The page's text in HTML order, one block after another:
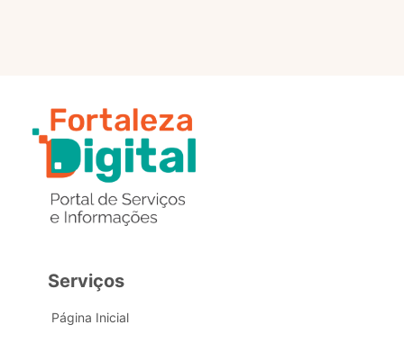
Serviços
Página Inicial